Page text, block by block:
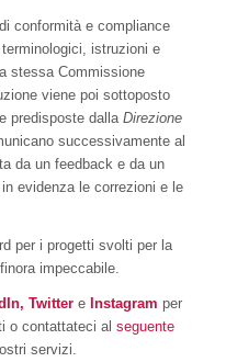
conformità e compliance
istruzioni e
stessa Commissione
viene poi sottoposto
predisposte dalla Direzione
successivamente al
da un feedback e da un
evidenza le correzioni e le
per i progetti svolti per la
impeccabile.
Twittere Instagram per
o contattateci al seguente
servizi.